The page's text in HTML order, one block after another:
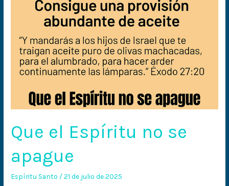
Que el Espíritu no se
apague
Espíritu Santo /21 de julio de 2025